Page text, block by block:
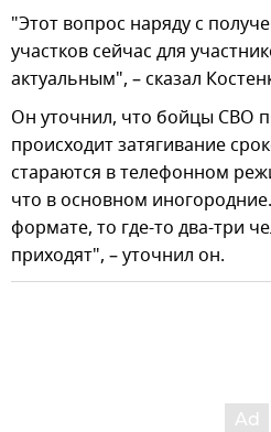
"Этот вопрос наряду с
участков сейчас для
актуальным", – сказал
Он уточнил, что бойцы СВО
происходит затягивание
стараются в телефонном
что в основном
формате, то где-то два-три
приходят", – уточнил он.